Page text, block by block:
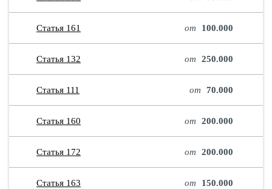
Статья 161 от 100.000
Статья 132 от 250.000
Статья 111 от 70.000
Статья 160 от 200.000
Статья 172 от 200.000
Статья 163 от 150.000